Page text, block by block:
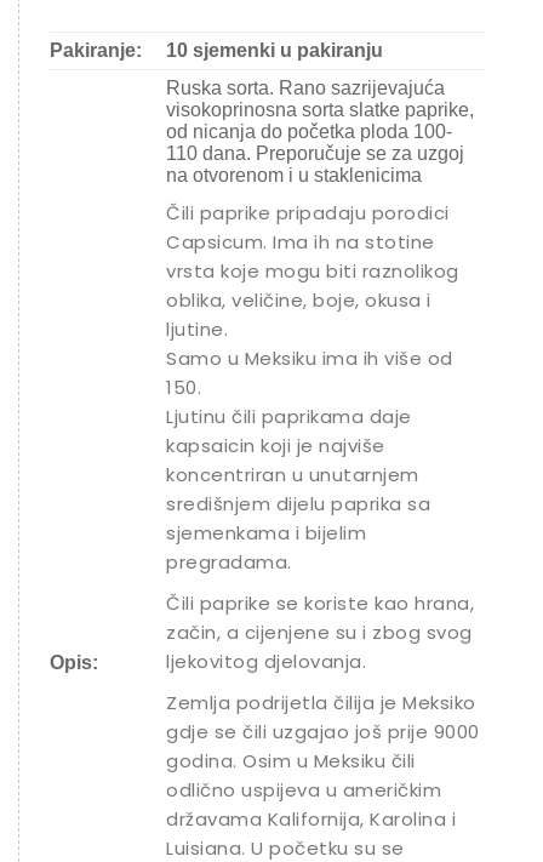
Pakiranje: 10 sjemenki u pakiranju
Opis:
Ruska sorta. Rano sazrijevajuća
visokoprinosna sorta slatke paprike,
od nicanja do početka ploda 100-
110 dana. Preporučuje se za uzgoj
na otvorenom i u staklenicima
Čili paprike pripadaju porodici
Capsicum. Ima ih na stotine
vrsta koje mogu biti raznolikog
oblika, veličine, boje, okusa i
ljutine.
Samo u Meksiku ima ih više od
150.
Ljutinu čili paprikama daje
kapsaicin koji je najviše
koncentriran u unutarnjem
središnjem dijelu paprika sa
sjemenkama i bijelim
pregradama.
Čili paprike se koriste kao hrana,
začin, a cijenjene su i zbog svog
ljekovitog djelovanja.
Zemlja podrijetla čilija je Meksiko
gdje se čili uzgajao još prije 9000
godina. Osim u Meksiku čili
odlično uspijeva u američkim
državama Kalifornija, Karolina i
Luisiana. U početku su se